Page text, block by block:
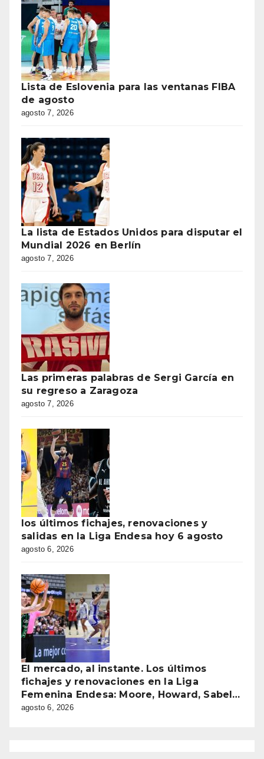
Lista de Eslovenia para las ventanas FIBA
de agosto
agosto 7, 2026
La lista de Estados Unidos para disputar el
Mundial 2026 en Berlín
agosto 7, 2026
Las primeras palabras de Sergi García en
su regreso a Zaragoza
agosto 7, 2026
los últimos fichajes, renovaciones y
salidas en la Liga Endesa hoy 6 agosto
agosto 6, 2026
El mercado, al instante. Los últimos
fichajes y renovaciones en la Liga
Femenina Endesa: Moore, Howard, Sabel…
agosto 6, 2026